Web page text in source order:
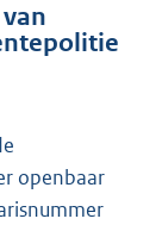
openbaar